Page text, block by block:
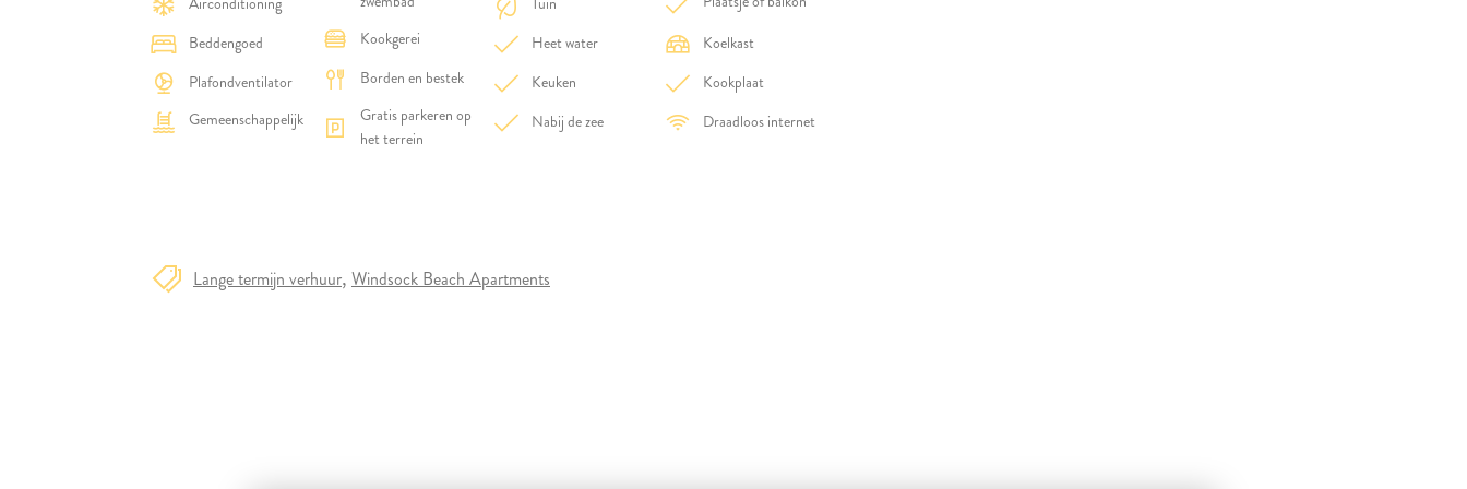
Beddengoed
Plafondventilator
Gemeenschappelijk
Kookgerei
Borden en bestek
Gratis parkeren op
het terrein
Heet water
Keuken
Nabij de zee
Koelkast
Kookplaat
Draadloos internet
Lange termijn verhuur Windsock Beach Apartments